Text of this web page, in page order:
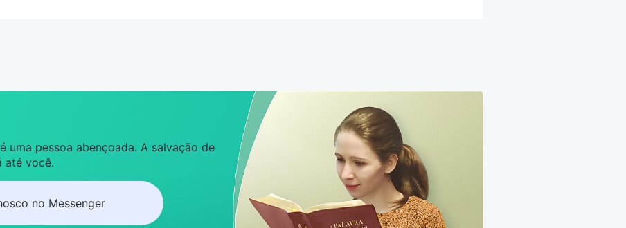
uma pessoa abençoada. A salvação de
até você.
no Messenger